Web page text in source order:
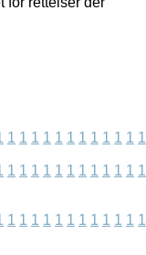
1 1 1 1 1 1 1 1 1 1 1 1
1 1 1 1 1 1 1 1 1 1 1 1
1 1 1 1 1 1 1 1 1 1 1 1